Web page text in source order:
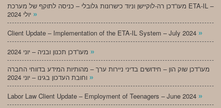
מעו”דכן רה-לוקיישן וניוד כישרונות גלובלי – כניסה לתוקף של מערכת ETA-IL –
»
Client Update – Implementation of the ETA-IL System – July 2024 »
»
מעו”דכן שוק הון – חידושים בדיני ניירות ערך – מהותיות המידע בדווחי החברה
»
Labor Law Client Update – Employment of Teenagers – June 2024 »